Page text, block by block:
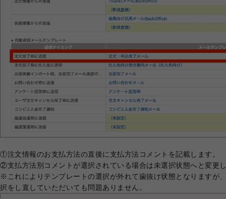
①注文情報のお支払方法の直後に支払方法コメントを記載します。
②支払方法別コメントが選択されている場合は未選択状態へと変更
※これによりテンプレートの選択が外れて歯抜け状態となりますが
択をし直していただいても問題ありません。